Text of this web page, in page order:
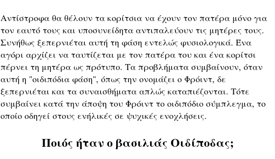
Αντίστροφα θα θέλουν τα κορίτσια να έχουν τον πατέρα μόνο για
τον εαυτό τους και υποσυνείδητα αντιπαλεύουν τις μητέρες τους.
Συνήθως ξεπερνιέται αυτή τη φάση εντελώς φυσιολογικά. Ένα
αγόρι αρχίζει να ταυτίζεται με τον πατέρα του και ένα κορίτσι
πέρνει τη μητέρα ως πρότυπο. Τα προβλήματα συμβαίνουν, όταν
αυτή η "οιδιπόδια φάση", όπως την ονομάζει ο Φρόιντ, δε
ξεπερνιέται και τα συναισθήματα απλώς καταπιέζονται. Τότε
συμβαίνει κατά την άποψη του Φρόιντ το οιδιπόδιο σύμπλεγμα, το
οποίο οδηγεί στους ενήλικές σε ψυχικές ενοχλήσεις.
Ποιός ήταν ο βασιλιάς Οιδίποδας;